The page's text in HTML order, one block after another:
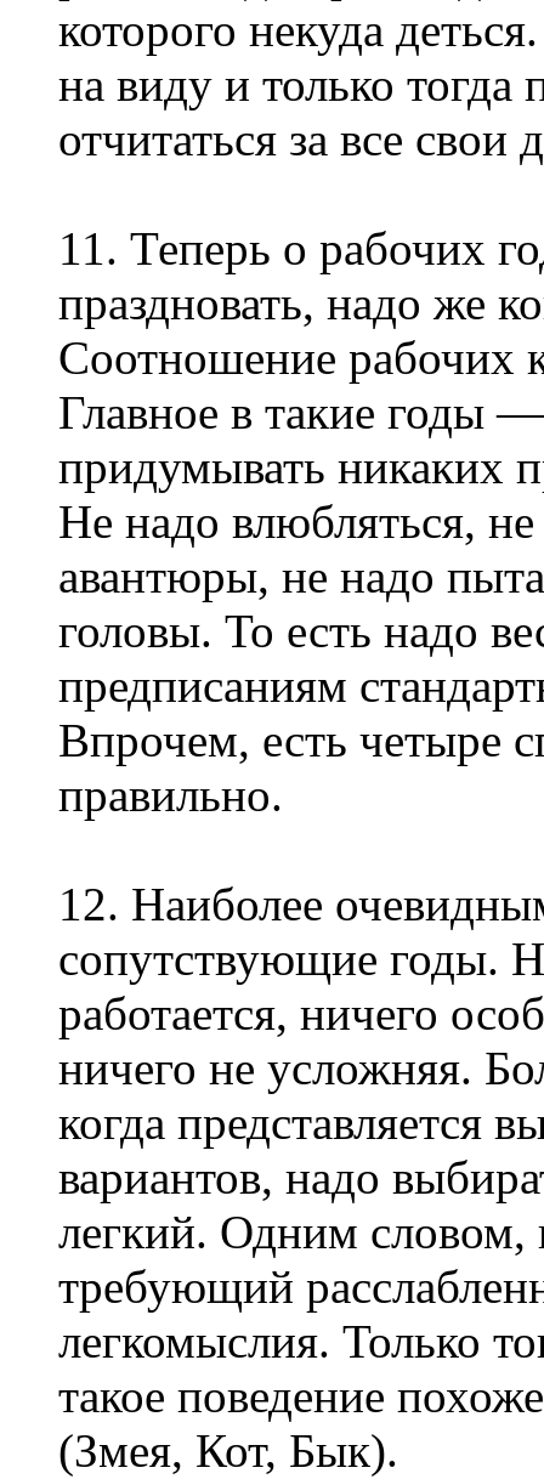
которого некуда
на виду и только
отчитаться за все свои
11. Теперь о рабочих
праздновать, надо же
Соотношение рабочих
Главное в такие годы
придумывать никаких
Не надо влюбляться,
авантюры, не надо
головы. То есть надо
предписаниям
Впрочем, есть четыре
правильно.
12. Наиболее
сопутствующие годы.
работается, ничего
ничего не усложняя.
когда представляется
вариантов, надо
легкий. Одним словом,
требующий
легкомыслия. Только
такое поведение
(Змея, Кот, Бык).